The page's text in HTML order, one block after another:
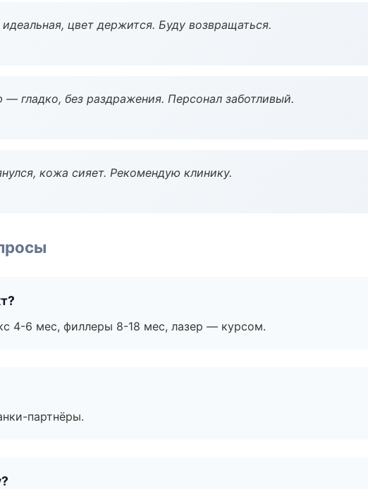
цвет держится. Буду возвращаться.
гладко, без раздражения. Персонал заботливый.
кожа сияет. Рекомендую клинику.
4-6 мес, филлеры 8-18 мес, лазер — курсом.
партнёры.